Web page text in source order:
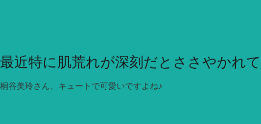
最近特に肌荒れが深刻だとささやかれて
桐谷美玲さん、キュートで可愛いですよね♪